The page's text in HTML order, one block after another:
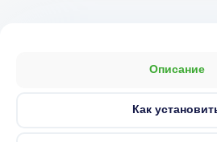
Описание
Как